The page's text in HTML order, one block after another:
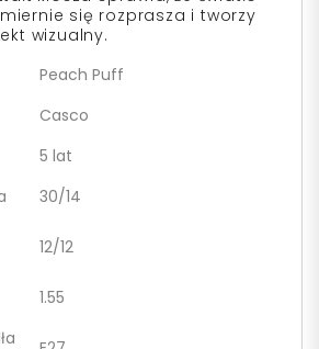
się rozprasza i tworzy
wizualny.
Peach Puff
Casco
5 lat
30/14
12/12
1.55